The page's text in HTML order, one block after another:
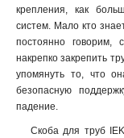
крепления, как
систем. Мало кто
постоянно говорим,
накрепко закрепить
упомянуть то, что
безопасную
падение.
Скоба для труб